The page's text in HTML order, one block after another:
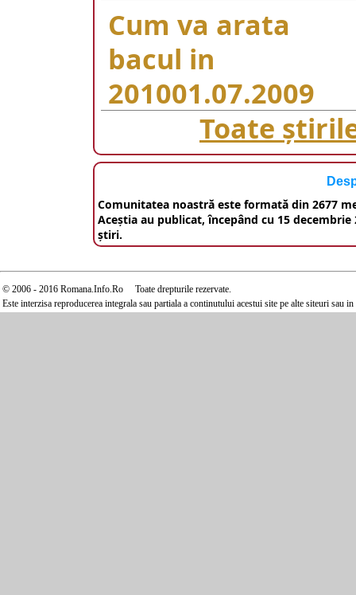
Cum va arata
bacul in
201001.07.2009
Toate
Comunitatea noastră este formată din 2677
Aceştia au publicat, începând cu 15
ştiri.
© 2006 - 2016 Romana.Info.Ro Toate drepturile rezervate.
Este interzisa reproducerea integrala sau partiala a continutului acestui site pe alte siteuri sau